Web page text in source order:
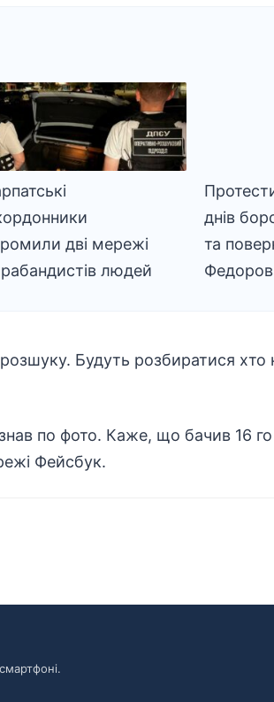
дві мережі
людей
днів
та
Будуть розбиратися хто
по фото. Каже, що бачив 16
Фейсбук.